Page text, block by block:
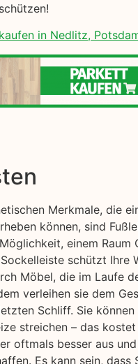
in Nedlitz,
Merkmale, die
können, sind
einem Raum
schützt Ihre
Möbel, die im Laufe
verleihen sie dem
Schliff. Sie
streichen – das
oftmals besser aus
Es kann sein, dass